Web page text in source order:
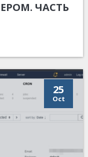
ЧАСТЬ
25
Oct